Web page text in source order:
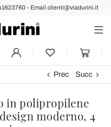
- Email clienti@viadurini.it
Prec Succ
in polipropilene
moderno, 4